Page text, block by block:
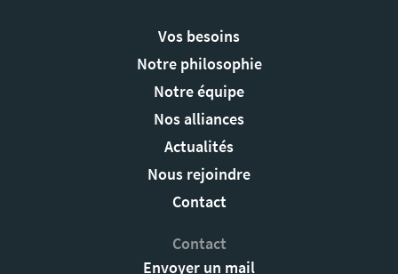
Vos besoins
Notre philosophie
Notre équipe
Nos alliances
Actualités
Nous rejoindre
Contact
Contact
Envoyer un mail